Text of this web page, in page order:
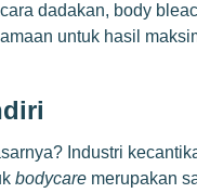
dadakan, body
untuk hasil
Industri
bodycare merupakan